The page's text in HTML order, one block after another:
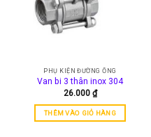
PHỤ KIỆN ĐƯỜNG ỐNG
Van bi 3 thân inox 304
26.000 ₫
THÊM VÀO GIỎ HÀNG